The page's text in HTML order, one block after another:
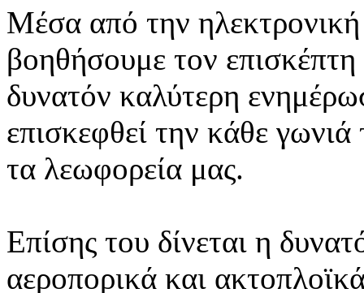
Μέσα από την ηλεκτρονική
βοηθήσουμε τον
δυνατόν καλύτερη
επισκεφθεί την κάθε
τα λεωφορεία μας.
Επίσης του δίνεται η
αεροπορικά και